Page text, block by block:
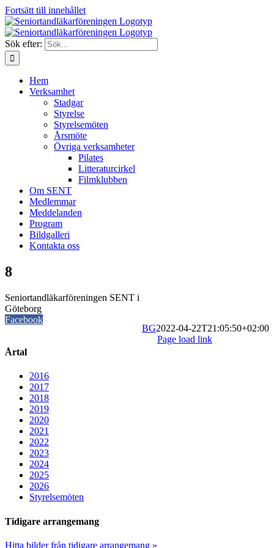
Fortsätt till innehållet
Sök efter:
Hem
Verksamhet
Stadgar
Styrelse
Styrelsemöten
Årsmöte
Övriga verksamheter
Pilates
Litteraturcirkel
Filmklubben
Om SENT
Medlemmar
Meddelanden
Program
Bildgalleri
Kontakta oss
8
BG2022-04-22T21:05:50+02:00
Årtal
2016
2017
2018
2019
2020
2021
2022
2023
2024
2025
2026
Styrelsemöten
Tidigare arrangemang
Hitta bilder från tidigare arrangemang »
Seniortandläkarföreningen SENT i
Göteborg
Facebook
Page load link